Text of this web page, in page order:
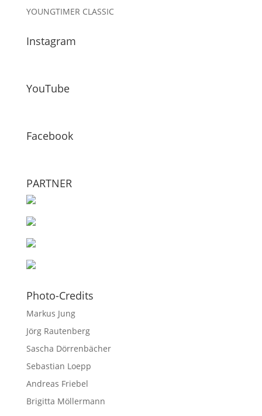
YOUNGTIMER CLASSIC
Instagram
YouTube
Facebook
PARTNER
Photo-Credits
Markus Jung
Jörg Rautenberg
Sascha Dörrenbächer
Sebastian Loepp
Andreas Friebel
Brigitta Möllermann